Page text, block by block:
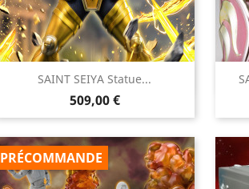
SAINT SEIYA Statue...
Prix
509,00 €
Aperçu rapide
PRÉCOMMANDE